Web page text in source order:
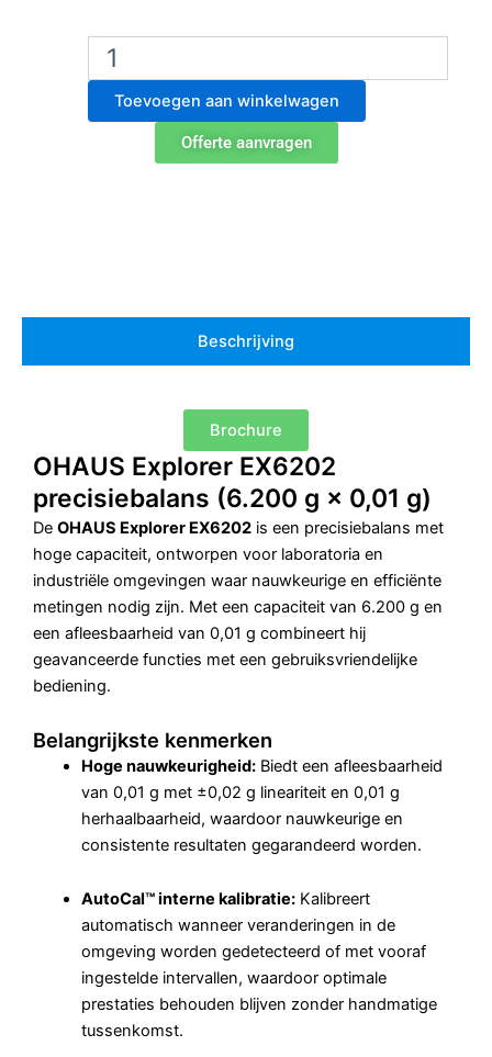
Ohaus
Explorer
EX6202
precisieweegschaal
Toevoegen aan winkelwagen
Offerte aanvragen
Beschrijving
Brochure
OHAUS Explorer EX6202
precisiebalans (6.200 g × 0,01 g)
De OHAUS Explorer EX6202 is een precisiebalans met
hoge capaciteit, ontworpen voor laboratoria en
industriële omgevingen waar nauwkeurige en efficiënte
metingen nodig zijn. Met een capaciteit van 6.200 g en
een afleesbaarheid van 0,01 g combineert hij
geavanceerde functies met een gebruiksvriendelijke
bediening.
Belangrijkste kenmerken
Hoge nauwkeurigheid: Biedt een afleesbaarheid
van 0,01 g met ±0,02 g lineariteit en 0,01 g
herhaalbaarheid, waardoor nauwkeurige en
consistente resultaten gegarandeerd worden.
AutoCal™ interne kalibratie: Kalibreert
automatisch wanneer veranderingen in de
omgeving worden gedetecteerd of met vooraf
ingestelde intervallen, waardoor optimale
prestaties behouden blijven zonder handmatige
tussenkomst.